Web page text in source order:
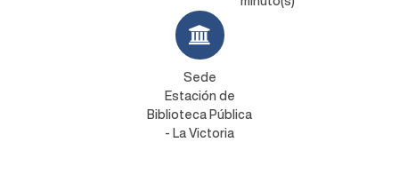
Sede
Estación de
Biblioteca Pública
- La Victoria